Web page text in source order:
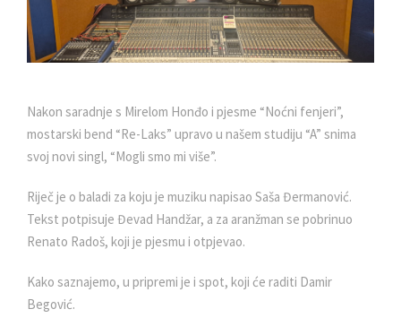
Nakon saradnje s Mirelom Honđo i pjesme “Noćni fenjeri”,
mostarski bend “Re-Laks” upravo u našem studiju “A” snima
svoj novi singl, “Mogli smo mi više”.
Riječ je o baladi za koju je muziku napisao Saša Đermanović.
Tekst potpisuje Đevad Handžar, a za aranžman se pobrinuo
Renato Radoš, koji je pjesmu i otpjevao.
Kako saznajemo, u pripremi je i spot, koji će raditi Damir
Begović.